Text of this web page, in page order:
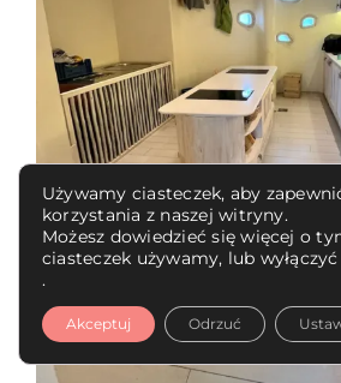
Używamy ciasteczek, aby
korzystania z naszej witryny.
Możesz dowiedzieć się więcej o
ciasteczek używamy, lub
.
Akceptuj Odrzuć